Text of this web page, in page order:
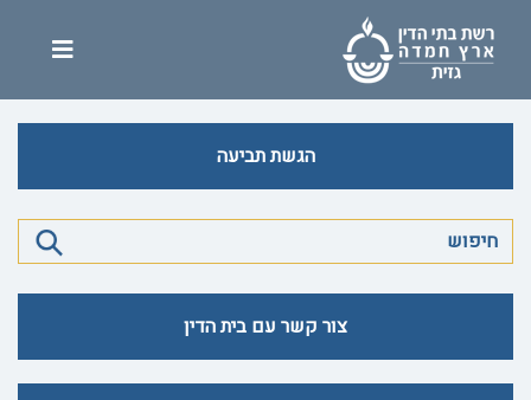
הגשת תביעה
צור קשר עם בית הדין